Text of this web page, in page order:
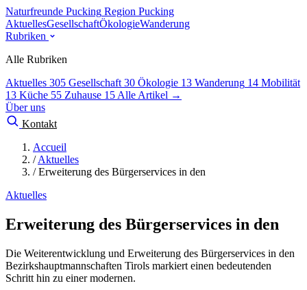
Naturfreunde Pucking Region Pucking
AktuellesGesellschaftÖkologieWanderung
Rubriken
Alle Rubriken
Aktuelles 305 Gesellschaft 30 Ökologie 13 Wanderung 14 Mobilität
13 Küche 55 Zuhause 15 Alle Artikel →
Über uns
Kontakt
Accueil
/ Aktuelles
/ Erweiterung des Bürgerservices in den
Aktuelles
Erweiterung des Bürgerservices in den
Die Weiterentwicklung und Erweiterung des Bürgerservices in den
Bezirkshauptmannschaften Tirols markiert einen bedeutenden
Schritt hin zu einer modernen.